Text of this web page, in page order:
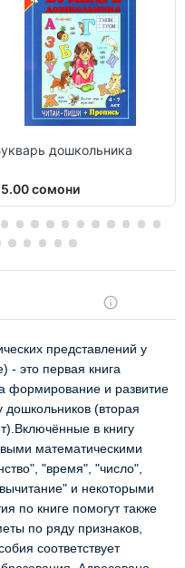
дошкольника
сомони
представлений у
- это первая книга
формирование и развитие
дошкольников (вторая
в книгу
математическими
"время", "число",
и некоторыми
по книге помогут также
по ряду признаков,
соответствует